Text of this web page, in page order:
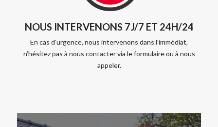
NOUS INTERVENONS 7J/7 ET 24H/24
En cas d’urgence, nous intervenons dans l’immédiat,
n’hésitez pas à nous contacter via le formulaire ou à nous
appeler.